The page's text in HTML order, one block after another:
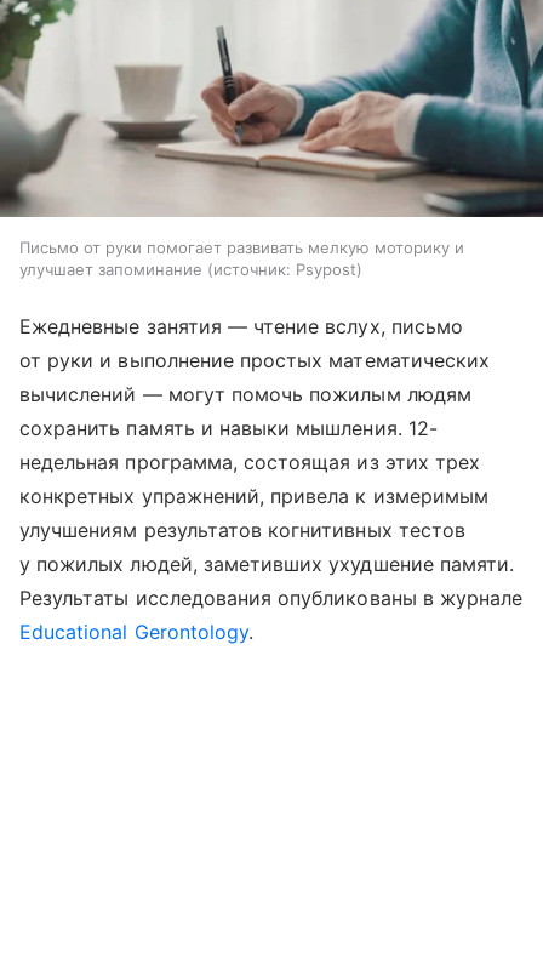
Письмо от руки помогает развивать мелкую моторику и
улучшает запоминание
источник: Psypost
Ежедневные занятия — чтение вслух, письмо
от руки и выполнение простых математических
вычислений — могут помочь пожилым людям
сохранить память и навыки мышления. 12-
недельная программа, состоящая из этих трех
конкретных упражнений, привела к измеримым
улучшениям результатов когнитивных тестов
у пожилых людей, заметивших ухудшение памяти.
Результаты исследования опубликованы в журнале
Educational Gerontology.